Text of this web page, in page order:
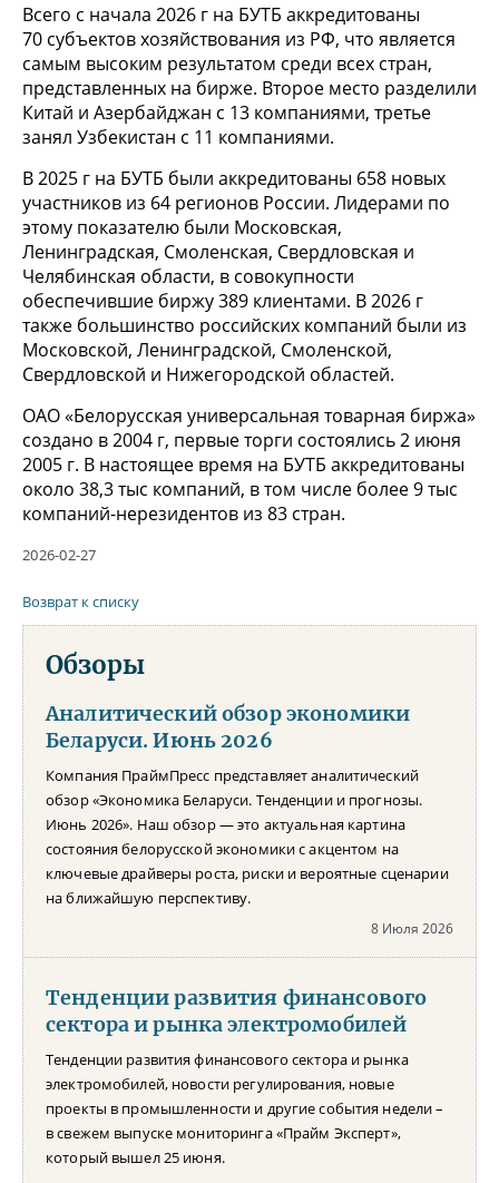
Всего с начала 2026 г на БУТБ аккредитованы
70 субъектов хозяйствования из РФ, что является
самым высоким результатом среди всех стран,
представленных на бирже. Второе место разделили
Китай и Азербайджан с 13 компаниями, третье
занял Узбекистан с 11 компаниями.
В 2025 г на БУТБ были аккредитованы 658 новых
участников из 64 регионов России. Лидерами по
этому показателю были Московская,
Ленинградская, Смоленская, Свердловская и
Челябинская области, в совокупности
обеспечившие биржу 389 клиентами. В 2026 г
также большинство российских компаний были из
Московской, Ленинградской, Смоленской,
Свердловской и Нижегородской областей.
ОАО «Белорусская универсальная товарная биржа»
создано в 2004 г, первые торги состоялись 2 июня
2005 г. В настоящее время на БУТБ аккредитованы
около 38,3 тыс компаний, в том числе более 9 тыс
компаний-нерезидентов из 83 стран.
2026-02-27
Возврат к списку
Обзоры
Аналитический обзор экономики
Беларуси. Июнь 2026
Компания ПраймПресс представляет аналитический
обзор «Экономика Беларуси. Тенденции и прогнозы.
Июнь 2026». Наш обзор — это актуальная картина
состояния белорусской экономики с акцентом на
ключевые драйверы роста, риски и вероятные сценарии
на ближайшую перспективу.
8 Июля 2026
Тенденции развития финансового
сектора и рынка электромобилей
Тенденции развития финансового сектора и рынка
электромобилей, новости регулирования, новые
проекты в промышленности и другие события недели –
в свежем выпуске мониторинга «Прайм Эксперт»,
который вышел 25 июня.